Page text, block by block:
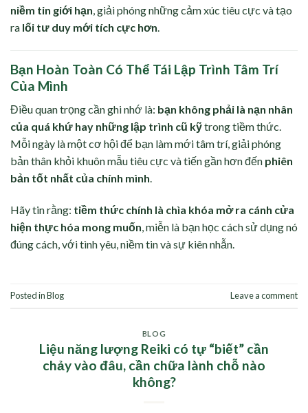
niềm tin giới hạn, giải phóng những cảm xúc tiêu cực và tạo
ra lối tư duy mới tích cực hơn.
Bạn Hoàn Toàn Có Thể Tái Lập Trình Tâm Trí
Của Mình
Điều quan trọng cần ghi nhớ là: bạn không phải là nạn nhân
của quá khứ hay những lập trình cũ kỹtrong tiềm thức.
Mỗi ngày là một cơ hội để bạn làm mới tâm trí, giải phóng
bản thân khỏi khuôn mẫu tiêu cực và tiến gần hơn đến phiên
bản tốt nhất của chính mình.
Hãy tin rằng: tiềm thức chính là chìa khóa mở ra cánh cửa
hiện thực hóa mong muốn, miễn là bạn học cách sử dụng nó
đúng cách, với tình yêu, niềm tin và sự kiên nhẫn.
Posted inBlog Leave a comment
BLOG
Liệu năng lượng Reiki có tự “biết” cần
chảy vào đâu, cần chữa lành chỗ nào
không?